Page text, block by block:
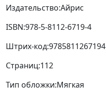
Издательство:Айрис
ISBN:978-5-8112-6719-4
Штрих-код:9785811267194
Страниц:112
Тип обложки:Мягкая